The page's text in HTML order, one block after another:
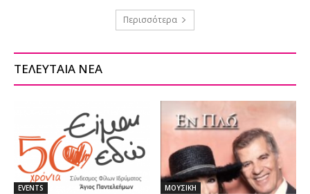
Περισσότερα
ΤΕΛΕΥΤΑΙΑ ΝΕΑ
EVENTS ΜΟΥΣΙΚΗ